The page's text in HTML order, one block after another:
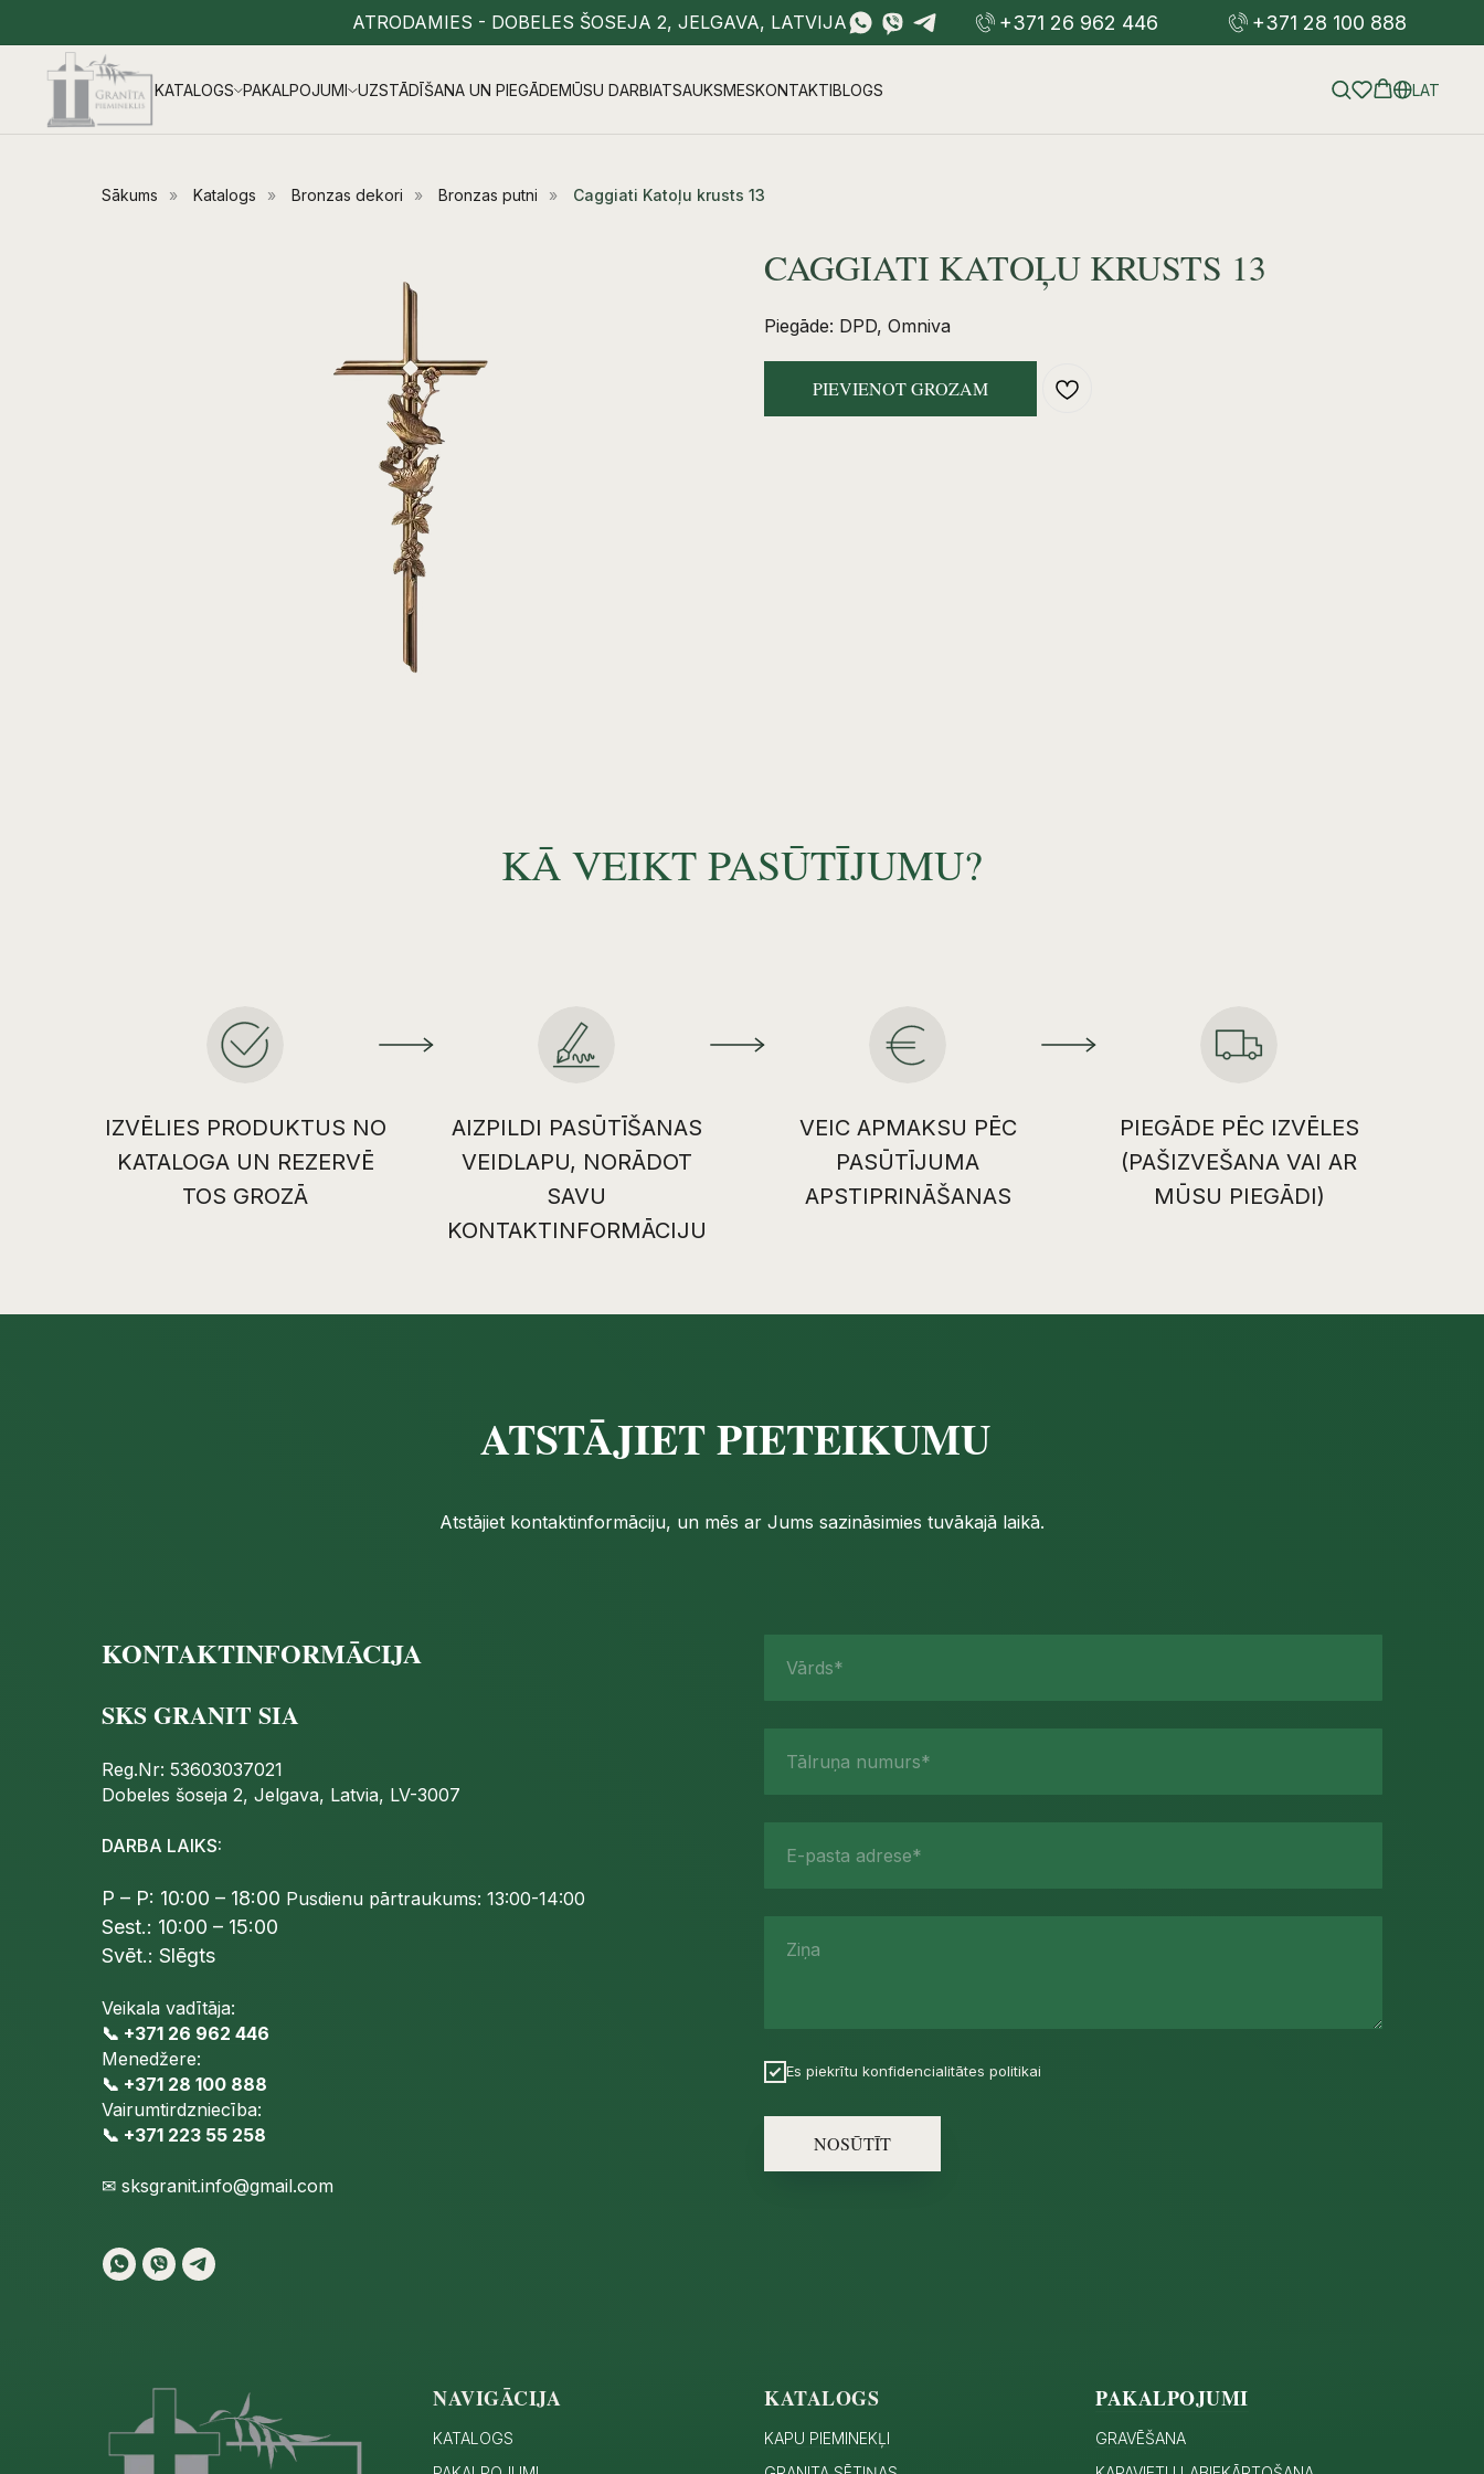
ATRODAMIES - DOBELES ŠOSEJA 2, JELGAVA, LATVIJA +371 26 962 446 +371 28 100 888
KATALOGS PAKALPOJUMI UZSTĀDĪŠANA UN PIEGĀDEMŪSU DARBIATSAUKSMESKONTAKTIBLOGS LAT
Sākums » Katalogs » Bronzas dekori » Bronzas putni » Caggiati Katoļu krusts 13
CAGGIATI KATOĻU KRUSTS 13
Piegāde: DPD, Omniva
PIEVIENOT GROZAM
KĀ VEIKT PASŪTĪJUMU?
IZVĒLIES PRODUKTUS NO
KATALOGA UN REZERVĒ
TOS GROZĀ
AIZPILDI PASŪTĪŠANAS
VEIDLAPU, NORĀDOT
SAVU
KONTAKTINFORMĀCIJU
VEIC APMAKSU PĒC
PASŪTĪJUMA
APSTIPRINĀŠANAS
PIEGĀDE PĒC IZVĒLES
(PAŠIZVEŠANA VAI AR
MŪSU PIEGĀDI)
ATSTĀJIET PIETEIKUMU
Atstājiet kontaktinformāciju, un mēs ar Jums sazināsimies tuvākajā laikā.
KONTAKTINFORMĀCIJA
SKS GRANIT SIA
Reg.Nr: 53603037021
Dobeles šoseja 2, Jelgava, Latvia, LV-3007
DARBA LAIKS:
P – P: 10:00 – 18:00 Pusdienu pārtraukums: 13:00-14:00
Sest.: 10:00 – 15:00
Svēt.: Slēgts
Veikala vadītāja:
📞 +371 26 962 446
Menedžere:
📞 +371 28 100 888
Vairumtirdzniecība:
📞 +371 223 55 258
✉ sksgranit.info@gmail.com
Vārds*
Tālruņa numurs*
E-pasta adrese*
Ziņa
Es piekrītu konfidencialitātes politikai
NOSŪTĪT
NAVIGĀCIJA
KATALOGS
KATALOGS
KAPU PIEMINEKĻI
PAKALPOJUMI
GRAVĒŠANA